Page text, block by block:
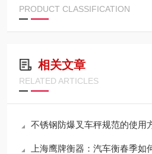
PRODUCT CLASSIFICATION
相关文章
RELATED ARTICLES
不锈钢防爆叉车秤规范的使用
上海鹰牌衡器：汽车衡春季如